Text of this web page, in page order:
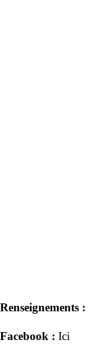
Renseignements :
Facebook : Ici